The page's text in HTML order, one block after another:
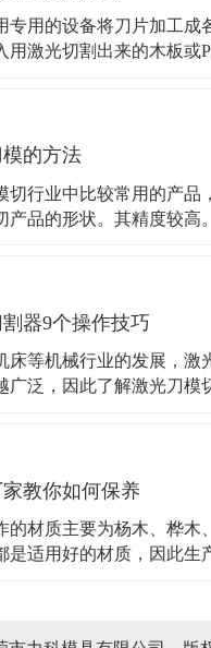
专用的设备将刀片加工成
用激光切割出来的木板或
：基本上旧模具安装在机
了。如模具的刀尖大小厚
的方法
切行业中比较常用的产品
产品的形状。其精度较高
保养也是很好控制衰老和
且还能保证下次使用的时
器9个操作技巧
床等机械行业的发展，激
广泛，因此了解激光刀模
培训，才能上
熟悉激光刀模切割机操作
教你如何保养
的材质主要为杨木、桦木
是适用好的材质，因此生